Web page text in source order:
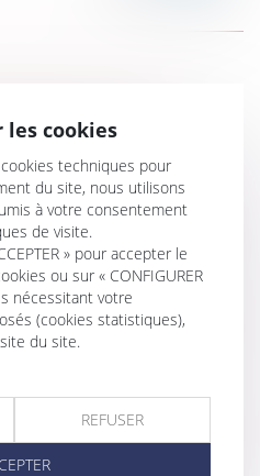
déloyale
: distinction entre intérêt
: l'information
de biens devient
entre deux arrêts de travail
la sécurité sociale
: la CEDH protège le
cookies
techniques pour
du site, nous utilisons
à votre consentement
de visite.
» pour accepter le
ou sur « CONFIGURER
nécessitant votre
(cookies statistiques),
du site.
REFUSER